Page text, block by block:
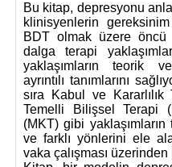
Bu kitap, depresyonu
klinisyenlerin
BDT olmak üzere
dalga terapi
yaklaşımların teorik
ayrıntılı tanımlarını
sıra
Kabul ve Kararlılık
Temelli Bilişsel Terapi (
(MKT) gibi yaklaşımların
ve farklı yönlerini ele
vaka çalışması